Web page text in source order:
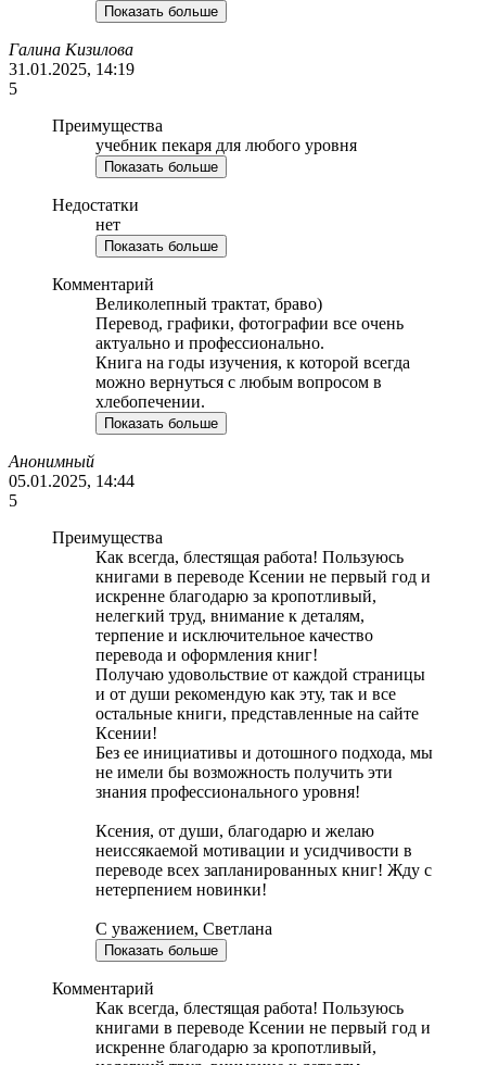
Показать больше
Галина Кизилова
31.01.2025, 14:19
5
Преимущества
учебник пекаря для любого уровня
Показать больше
Недостатки
нет
Показать больше
Комментарий
Великолепный трактат, браво)
Перевод, графики, фотографии все очень
актуально и профессионально.
Книга на годы изучения, к которой всегда
можно вернуться с любым вопросом в
хлебопечении.
Показать больше
Анонимный
05.01.2025, 14:44
5
Преимущества
Как всегда, блестящая работа! Пользуюсь
книгами в переводе Ксении не первый год и
искренне благодарю за кропотливый,
нелегкий труд, внимание к деталям,
терпение и исключительное качество
перевода и оформления книг!
Получаю удовольствие от каждой страницы
и от души рекомендую как эту, так и все
остальные книги, представленные на сайте
Ксении!
Без ее инициативы и дотошного подхода, мы
не имели бы возможность получить эти
знания профессионального уровня!
Ксения, от души, благодарю и желаю
неиссякаемой мотивации и усидчивости в
переводе всех запланированных книг! Жду с
нетерпением новинки!
С уважением, Светлана
Показать больше
Комментарий
Как всегда, блестящая работа! Пользуюсь
книгами в переводе Ксении не первый год и
искренне благодарю за кропотливый,